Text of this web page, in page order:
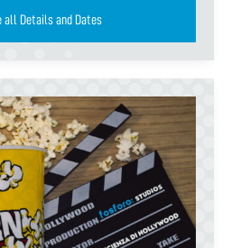
all Details and Dates